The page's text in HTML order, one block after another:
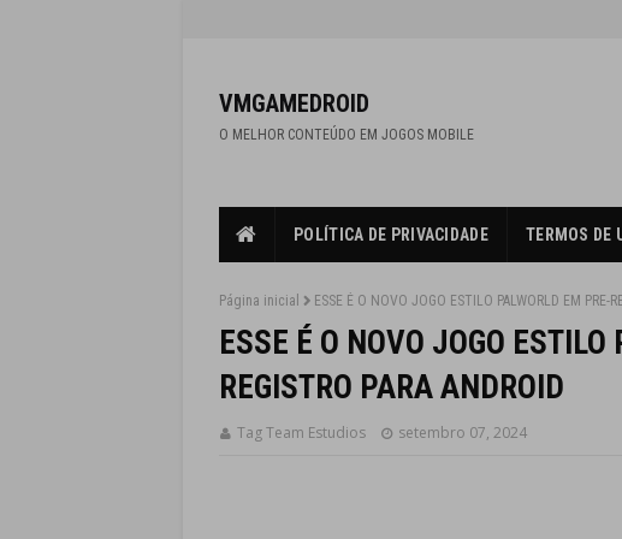
VMGAMEDROID
O MELHOR CONTEÚDO EM JOGOS MOBILE
POLÍTICA DE PRIVACIDADE TERMOS DE
Página inicial ESSE É O NOVO JOGO ESTILO PALWORLD EM PRE-
ESSE É O NOVO JOGO
REGISTRO PARA ANDROID
Tag Team Estudios setembro 07, 2024